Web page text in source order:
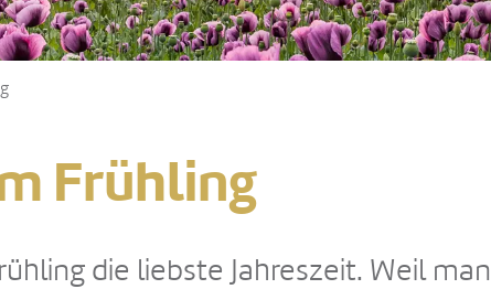
Frühling
die liebste Jahreszeit. Weil